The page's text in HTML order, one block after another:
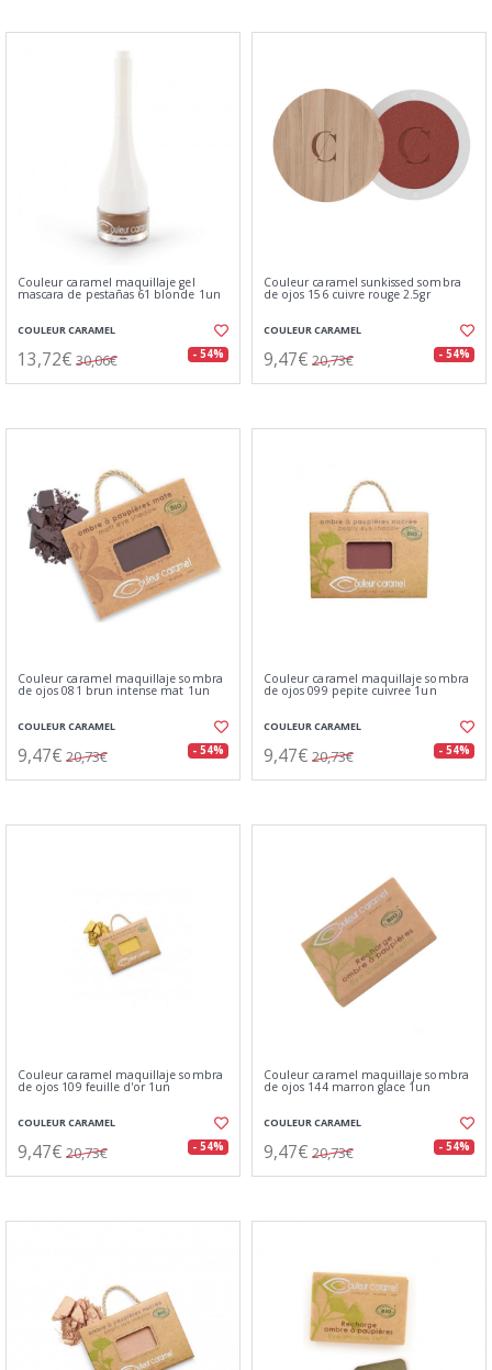
Couleur caramel maquillaje gel
mascara de pestañas 61 blonde 1un
COULEUR CARAMEL
13,72€ 30,06€ - 54%
Couleur caramel sunkissed sombra
de ojos 156 cuivre rouge 2.5gr
COULEUR CARAMEL
9,47€ 20,73€ - 54%
Couleur caramel maquillaje sombra
de ojos 081 brun intense mat 1un
COULEUR CARAMEL
9,47€ 20,73€ - 54%
Couleur caramel maquillaje sombra
de ojos 099 pepite cuivree 1un
COULEUR CARAMEL
9,47€ 20,73€ - 54%
Couleur caramel maquillaje sombra
de ojos 109 feuille d'or 1un
COULEUR CARAMEL
9,47€ 20,73€ - 54%
Couleur caramel maquillaje sombra
de ojos 144 marron glace 1un
COULEUR CARAMEL
9,47€ 20,73€ - 54%